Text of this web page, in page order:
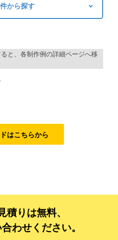
問）
から探す
と、各制作例の詳細ページへ移
はこちらから
積りは無料、
わせください。